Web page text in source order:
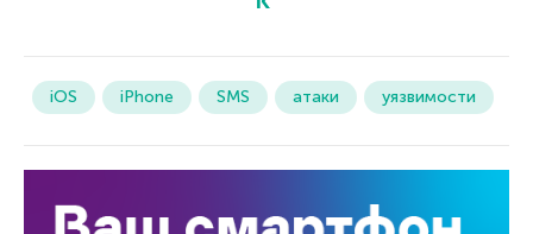
iOS iPhone SMS атаки уязвимости